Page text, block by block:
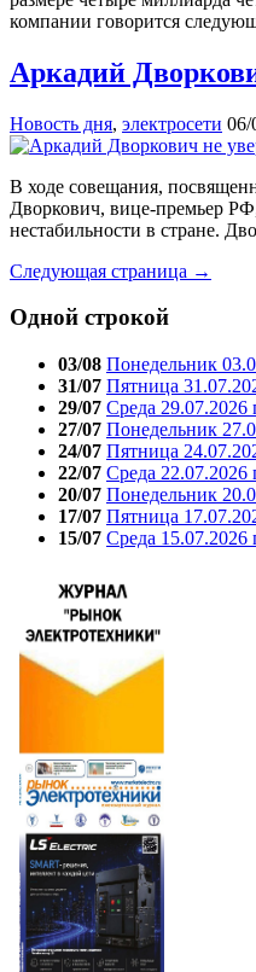
компании говорится
Аркадий
Новость дня, электросети 06/
В ходе совещания,
Дворкович, вице-премьер
нестабильности в стране.
Следующая страница →
Одной строкой
03/08 Понедельник
31/07 Пятница
29/07 Среда 29.07.2026
27/07 Понедельник
24/07 Пятница
22/07 Среда 22.07.2026
20/07 Понедельник
17/07 Пятница
15/07 Среда 15.07.2026